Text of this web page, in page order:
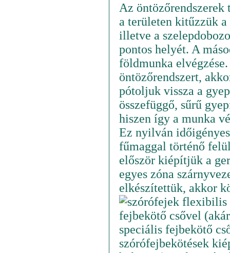
Az
a területen kitűzzük
illetve a
pontos helyét. A
földmunka
öntözőrendszert,
pótoljuk vissza a
összefüggő, sűrű
hiszen így a munka
Ez nyilván
fűmaggal történő
először kiépítjük a
egyes zóna
elkészítettük, akkor
fejbekötő csővel
speciális fejbekötő
szórófejbekötések